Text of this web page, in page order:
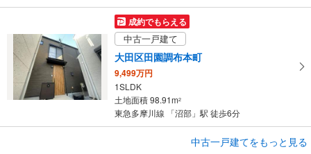
成約でもらえる
中古一戸建て
大田区田園調布本町
9,499万円
1SLDK
土地面積 98.91m2
東急多摩川線 「沼部」駅 徒歩6分
中古一戸建てをもっと見る